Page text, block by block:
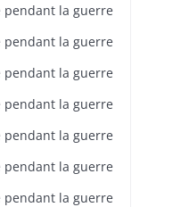
la guerre
la guerre
la guerre
la guerre
la guerre
la guerre
la guerre